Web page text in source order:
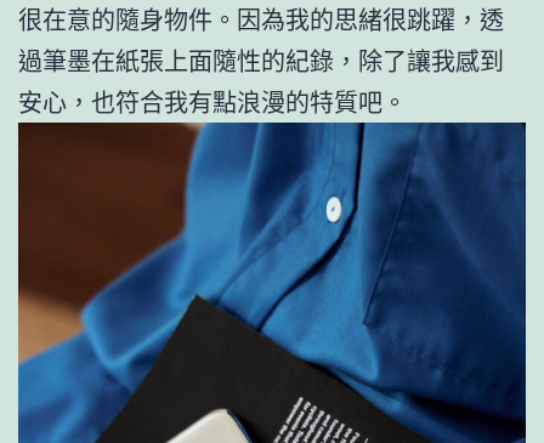
很在意的隨身物件。因為我的思緒很跳躍，透
過筆墨在紙張上面隨性的紀錄，除了讓我感到
安心，也符合我有點浪漫的特質吧。